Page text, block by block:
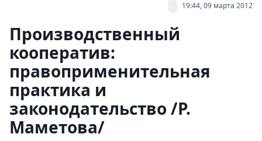
19:44, 09 марта 2012
Производственный
кооператив:
правоприменительная
практика и
законодательство /Р.
Маметова/